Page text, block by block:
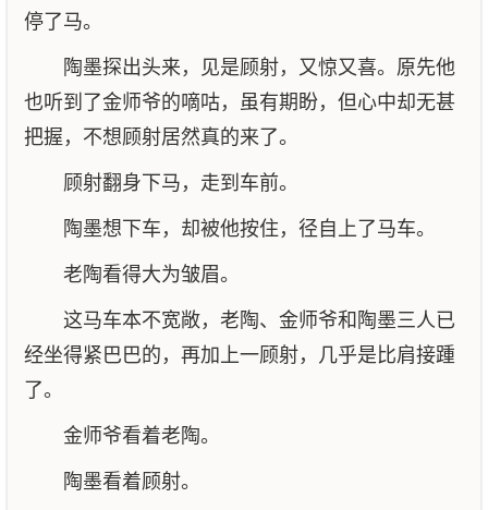
停了马。
陶墨探出头来，见是顾射，又惊又喜。原先他
也听到了金师爷的嘀咕，虽有期盼，但心中却无甚
把握，不想顾射居然真的来了。
顾射翻身下马，走到车前。
陶墨想下车，却被他按住，径自上了马车。
老陶看得大为皱眉。
这马车本不宽敞，老陶、金师爷和陶墨三人已
经坐得紧巴巴的，再加上一顾射，几乎是比肩接踵
了。
金师爷看着老陶。
陶墨看着顾射。